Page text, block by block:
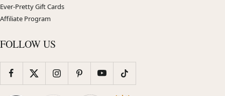
Ever-Pretty Gift Cards
Affiliate Program
FOLLOW US